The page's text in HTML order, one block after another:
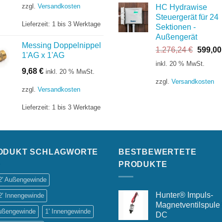
zzgl. Versandkosten
Lieferzeit: 1 bis 3 Werktage
Messing Doppelnippel
1'AG x 1'AG
9,68 € inkl. 20 % MwSt.
zzgl. Versandkosten
Lieferzeit: 1 bis 3 Werktage
HC Hydrawise
Steuergerät für 24
Sektionen -
Außengerät
1.276,24€
Preis
599,00
inkl. 20 % MwSt.
zzgl. Versandkosten
SCHLAGWORTE
Außengewinde
Innengewinde
1' Innengewinde
BESTBEWERTETE
PRODUKTE
Hunter® Impuls-
Magnetventilspule
DC